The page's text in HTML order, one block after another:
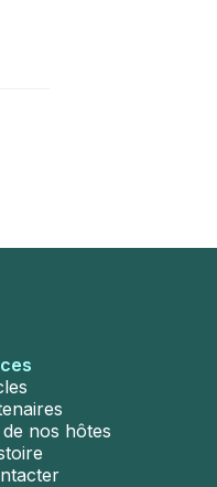
nos hôtes